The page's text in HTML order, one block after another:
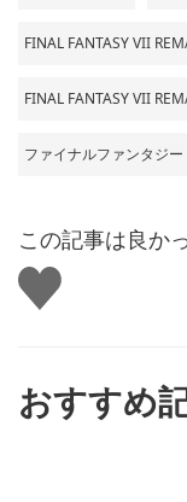
FINAL FANTASY VII
FINAL FANTASY VII
ファイナルファンタジー
この記事は良か
い
い
おすすめ